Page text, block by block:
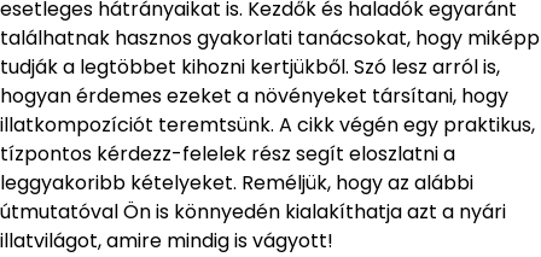
esetleges hátrányaikat is. Kezdők és haladók egyaránt
találhatnak hasznos gyakorlati tanácsokat, hogy miképp
tudják a legtöbbet kihozni kertjükből. Szó lesz arról is,
hogyan érdemes ezeket a növényeket társítani, hogy
illatkompozíciót teremtsünk. A cikk végén egy praktikus,
tízpontos kérdezz-felelek rész segít eloszlatni a
leggyakoribb kételyeket. Reméljük, hogy az alábbi
útmutatóval Ön is könnyedén kialakíthatja azt a nyári
illatvilágot, amire mindig is vágyott!